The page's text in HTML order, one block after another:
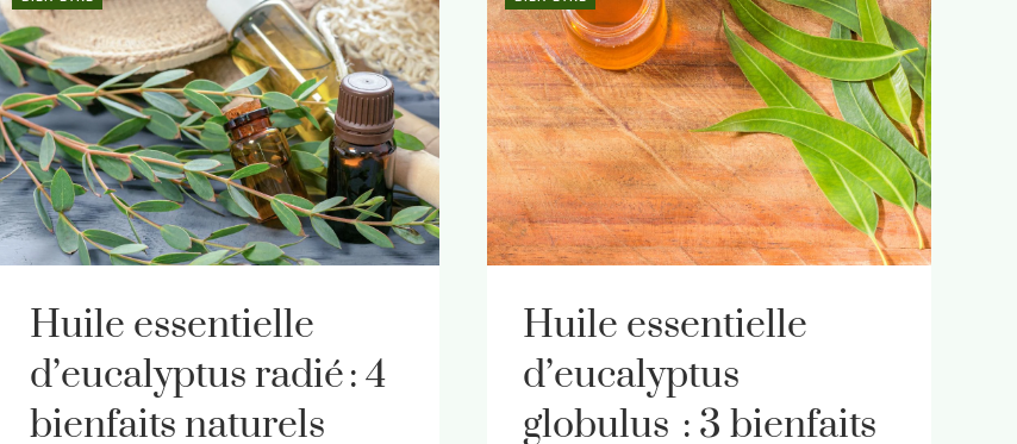
Huile essentielle
d’eucalyptus radié : 4
bienfaits naturels
Huile essentielle
d’eucalyptus
globulus : 3 bienfaits